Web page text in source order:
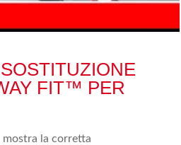
FIT™ PER
la corretta